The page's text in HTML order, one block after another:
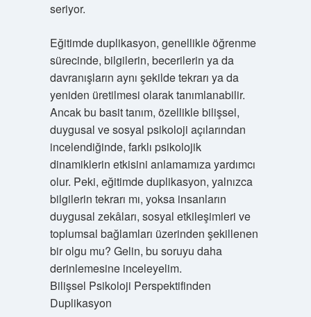
seriyor.
Eğitimde duplikasyon, genellikle öğrenme
sürecinde, bilgilerin, becerilerin ya da
davranışların aynı şekilde tekrarı ya da
yeniden üretilmesi olarak tanımlanabilir.
Ancak bu basit tanım, özellikle bilişsel,
duygusal ve sosyal psikoloji açılarından
incelendiğinde, farklı psikolojik
dinamiklerin etkisini anlamamıza yardımcı
olur. Peki, eğitimde duplikasyon, yalnızca
bilgilerin tekrarı mı, yoksa insanların
duygusal zekâları, sosyal etkileşimleri ve
toplumsal bağlamları üzerinden şekillenen
bir olgu mu? Gelin, bu soruyu daha
derinlemesine inceleyelim.
Bilişsel Psikoloji Perspektifinden
Duplikasyon